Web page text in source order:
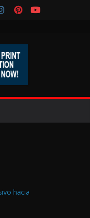
hacia